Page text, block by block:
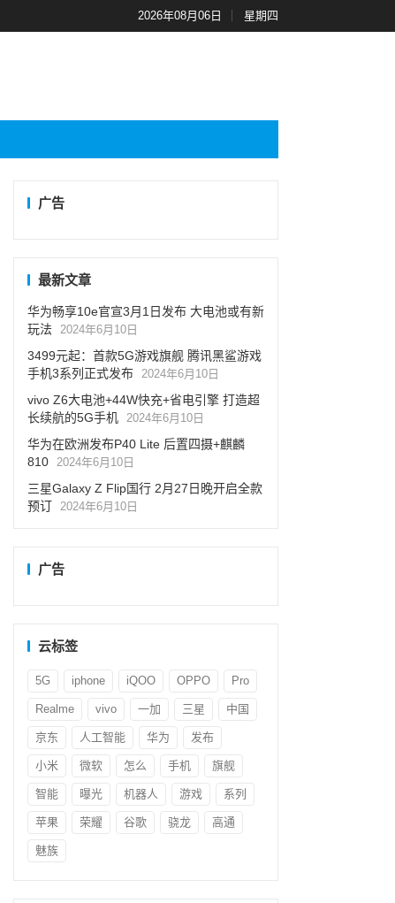
2026年08月06日 星期四
广告
最新文章
华为畅享10e官宣3月1日发布 大电池或有新
玩法 2024年6月10日
3499元起：首款5G游戏旗舰 腾讯黑鲨游戏
手机3系列正式发布 2024年6月10日
vivo Z6大电池+44W快充+省电引擎 打造超
长续航的5G手机 2024年6月10日
华为在欧洲发布P40 Lite 后置四摄+麒麟
810 2024年6月10日
三星Galaxy Z Flip国行 2月27日晚开启全款
预订 2024年6月10日
广告
云标签
5G iphone iQOO OPPO Pro
Realme vivo 一加 三星 中国
京东 人工智能 华为 发布
小米 微软 怎么 手机 旗舰
智能 曝光 机器人 游戏 系列
苹果 荣耀 谷歌 骁龙 高通
魅族